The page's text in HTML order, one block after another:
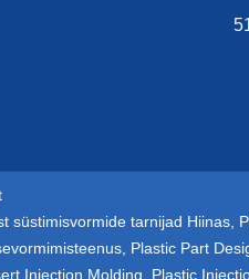
süstimisvormide tarnijad Hiinas
Plastic Part
Injection Molding Plastic